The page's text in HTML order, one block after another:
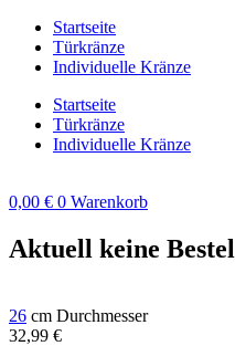
Zum
Inhalt
springen
Startseite
Türkränze
Individuelle Kränze
Startseite
Türkränze
Individuelle Kränze
0,00 € 0 Warenkorb
Aktuell keine
26 cm Durchmesser
32,99 €